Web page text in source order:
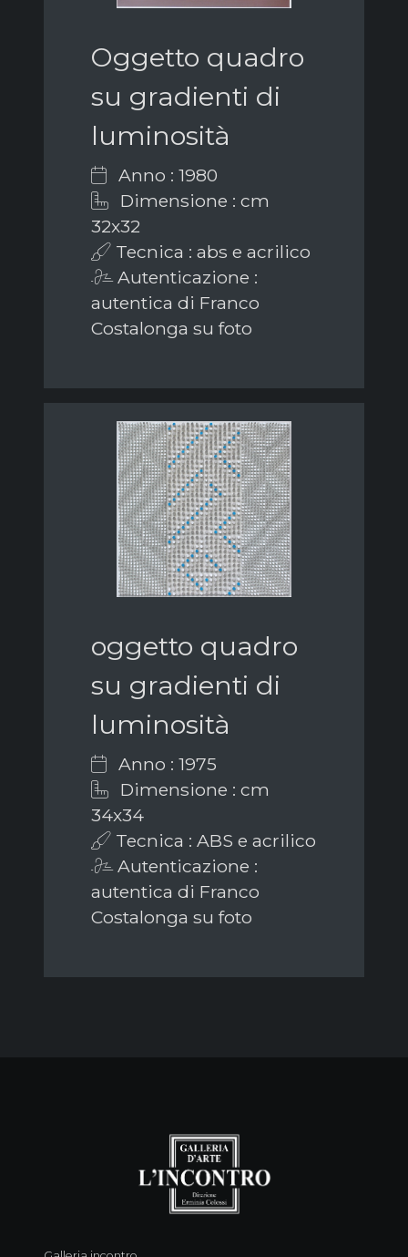
Oggetto quadro
su gradienti di
luminosità
Anno : 1980
Dimensione : cm
32x32
Tecnica : abs e acrilico
Autenticazione :
autentica di Franco
Costalonga su foto
oggetto quadro
su gradienti di
luminosità
Anno : 1975
Dimensione : cm
34x34
Tecnica : ABS e acrilico
Autenticazione :
autentica di Franco
Costalonga su foto